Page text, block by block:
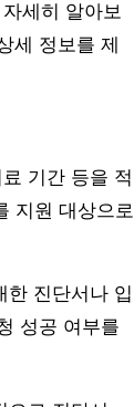
세히 알아보
세 정보를 제
기간 등을 적
지원 대상으로
한 진단서나 입
성공 여부를